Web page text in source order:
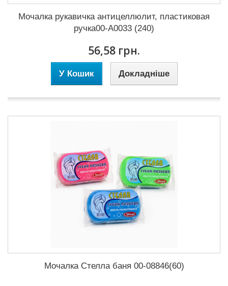
Мочалка рукавичка антицеллюлит, пластиковая
ручка00-А0033 (240)
56,58 грн.
У Кошик Докладніше
Мочалка Стелла баня 00-08846(60)